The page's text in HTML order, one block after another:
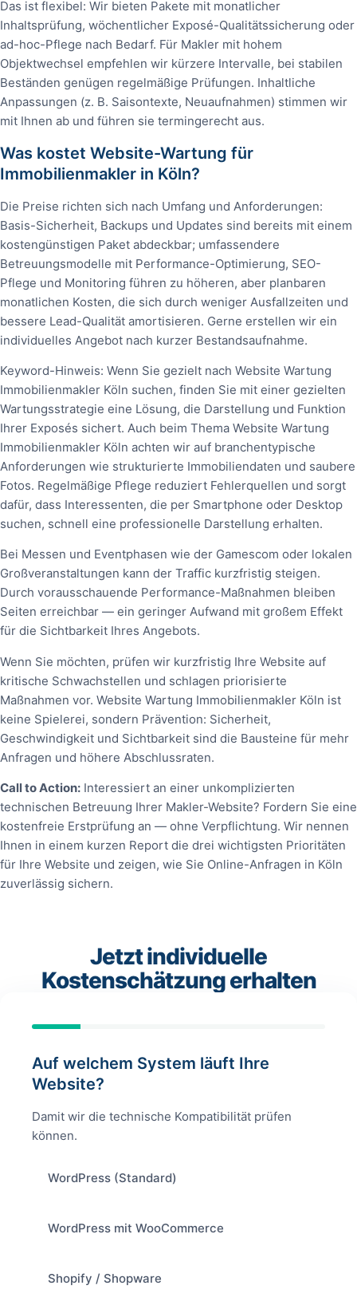
Das ist flexibel: Wir bieten Pakete mit monatlicher
Inhaltsprüfung, wöchentlicher Exposé-Qualitätssicherung oder
ad-hoc-Pflege nach Bedarf. Für Makler mit hohem
Objektwechsel empfehlen wir kürzere Intervalle, bei stabilen
Beständen genügen regelmäßige Prüfungen. Inhaltliche
Anpassungen (z. B. Saisontexte, Neuaufnahmen) stimmen wir
mit Ihnen ab und führen sie termingerecht aus.
Was kostet Website-Wartung für
Immobilienmakler in Köln?
Die Preise richten sich nach Umfang und Anforderungen:
Basis-Sicherheit, Backups und Updates sind bereits mit einem
kostengünstigen Paket abdeckbar; umfassendere
Betreuungsmodelle mit Performance-Optimierung, SEO-
Pflege und Monitoring führen zu höheren, aber planbaren
monatlichen Kosten, die sich durch weniger Ausfallzeiten und
bessere Lead-Qualität amortisieren. Gerne erstellen wir ein
individuelles Angebot nach kurzer Bestandsaufnahme.
Keyword-Hinweis: Wenn Sie gezielt nach Website Wartung
Immobilienmakler Köln suchen, finden Sie mit einer gezielten
Wartungsstrategie eine Lösung, die Darstellung und Funktion
Ihrer Exposés sichert. Auch beim Thema Website Wartung
Immobilienmakler Köln achten wir auf branchentypische
Anforderungen wie strukturierte Immobiliendaten und saubere
Fotos. Regelmäßige Pflege reduziert Fehlerquellen und sorgt
dafür, dass Interessenten, die per Smartphone oder Desktop
suchen, schnell eine professionelle Darstellung erhalten.
Bei Messen und Eventphasen wie der Gamescom oder lokalen
Großveranstaltungen kann der Traffic kurzfristig steigen.
Durch vorausschauende Performance-Maßnahmen bleiben
Seiten erreichbar — ein geringer Aufwand mit großem Effekt
für die Sichtbarkeit Ihres Angebots.
Wenn Sie möchten, prüfen wir kurzfristig Ihre Website auf
kritische Schwachstellen und schlagen priorisierte
Maßnahmen vor. Website Wartung Immobilienmakler Köln ist
keine Spielerei, sondern Prävention: Sicherheit,
Geschwindigkeit und Sichtbarkeit sind die Bausteine für mehr
Anfragen und höhere Abschlussraten.
Call to Action: Interessiert an einer unkomplizierten
technischen Betreuung Ihrer Makler-Website? Fordern Sie eine
kostenfreie Erstprüfung an — ohne Verpflichtung. Wir nennen
Ihnen in einem kurzen Report die drei wichtigsten Prioritäten
für Ihre Website und zeigen, wie Sie Online-Anfragen in Köln
zuverlässig sichern.
Jetzt individuelle
Kostenschätzung erhalten
Auf welchem System läuft Ihre
Website?
Damit wir die technische Kompatibilität prüfen
können.
WordPress (Standard)
WordPress mit WooCommerce
Shopify / Shopware